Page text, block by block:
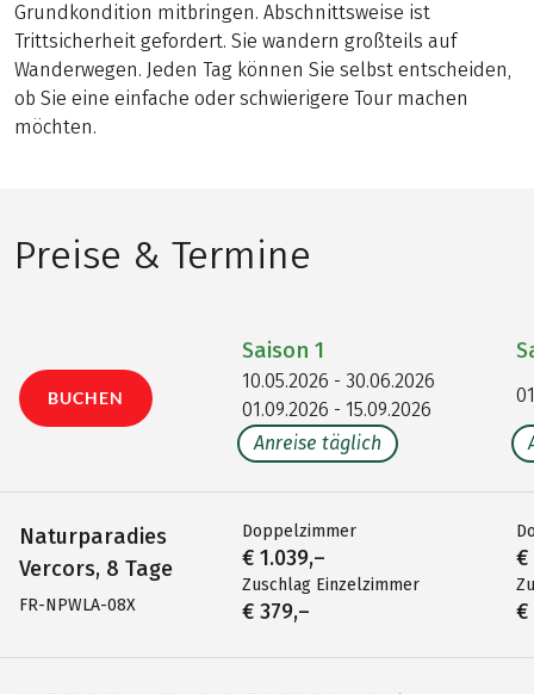
Grundkondition mitbringen. Abschnittsweise ist
Trittsicherheit gefordert. Sie wandern großteils auf
Wanderwegen. Jeden Tag können Sie selbst entscheiden,
ob Sie eine einfache oder schwierigere Tour machen
möchten.
Preise & Termine
BUCHEN
Naturparadies
Vercors, 8 Tage
FR-NPWLA-08X
Saison 1
10.05.2026 - 30.06.2026
01.09.2026 - 15.09.2026
Anreise täglich
Doppelzimmer
€ 1.039,–
Zuschlag Einzelzimmer
€ 379,–
€
€